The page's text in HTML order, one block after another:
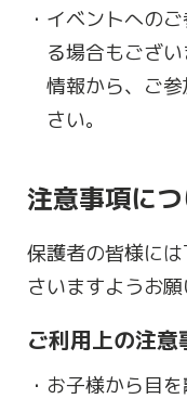
イベントへの
る場合もござ
情報から、ご
さい。
注意事項に
保護者の皆様に
さいますようお願
ご利用上の注意
お子様から目